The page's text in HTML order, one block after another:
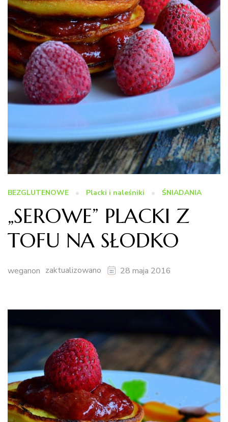
BEZGLUTENOWE Placki i naleśniki ŚNIADANIA
„SEROWE” PLACKI Z
TOFU NA SŁODKO
weganon zaktualizowano 28 maja 2016